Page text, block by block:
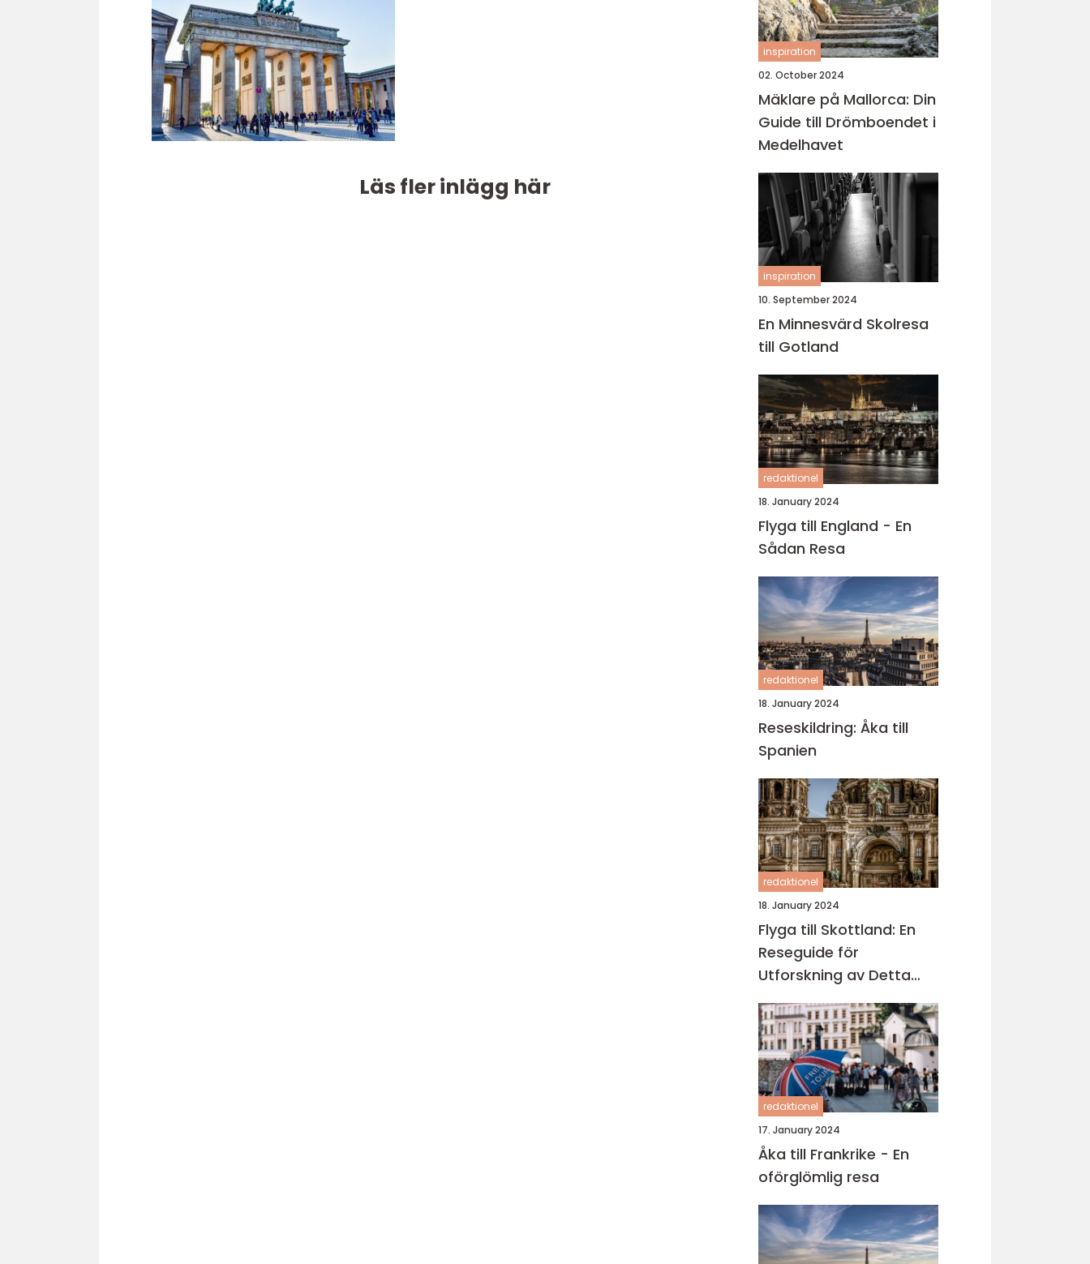
Läs fler inlägg här
inspiration
02. October 2024
Mäklare på Mallorca: Din
Guide till Drömboendet i
Medelhavet
inspiration
10. September 2024
En Minnesvärd Skolresa
till Gotland
redaktionel
18. January 2024
Flyga till England - En
Sådan Resa
redaktionel
18. January 2024
Reseskildring: Åka till
Spanien
redaktionel
18. January 2024
Flyga till Skottland: En
Reseguide för
Utforskning av Detta
Fascinerande Land
redaktionel
17. January 2024
Åka till Frankrike - En
oförglömlig resa